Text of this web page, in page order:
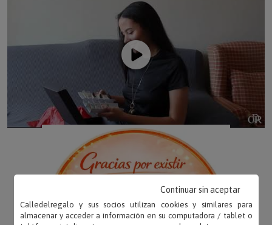
Calledelregalo y sus socios utilizan cookies y similares para
almacenar y acceder a información en su computadora / tablet o
Continuar sin aceptar